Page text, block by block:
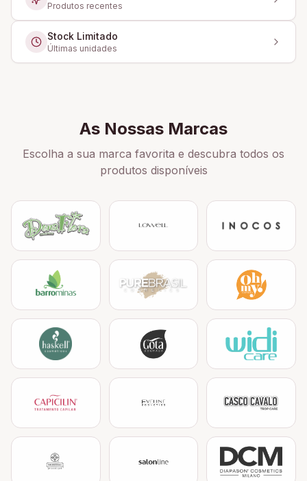
Produtos recentes
Stock Limitado
Últimas unidades
As Nossas Marcas
Escolha a sua marca favorita e descubra todos os
produtos disponíveis